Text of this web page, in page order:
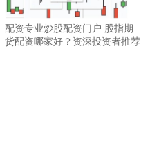
配资专业炒股配资门户 股指期
货配资哪家好？资深投资者推荐